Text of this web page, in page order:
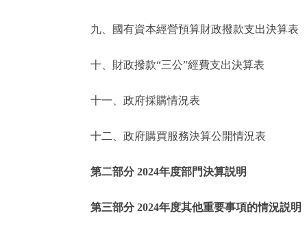
參與調查
走進北京
北京概況
綠色北京
ENGLISH
九、國有資本經營預算財政撥款支出決算表
十、財政撥款“三公”經費支出決算表
十一、政府採購情況表
十二、政府購買服務決算公開情況表
第二部分 2024年度部門決算説明
第三部分 2024年度其他重要事項的情況説明